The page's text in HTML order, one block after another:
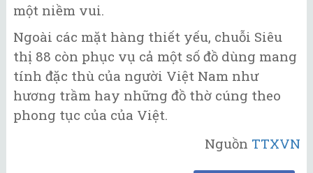
một niềm vui.
Ngoài các mặt hàng thiết yếu, chuỗi Siêu
thị 88 còn phục vụ cả một số đồ dùng mang
tính đặc thù của người Việt Nam như
hương trầm hay những đồ thờ cúng theo
phong tục của của Việt.
Nguồn TTXVN